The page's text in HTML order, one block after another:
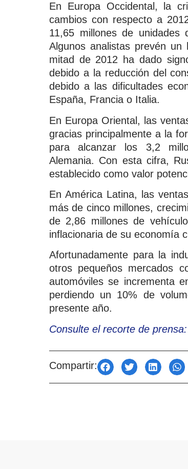
En Europa Occidental, la
cambios con respecto a
11,65 millones de unidades
Algunos analistas prevén
mitad de 2012 ha dado
debido a la reducción del
debido a las dificultades
España, Francia o Italia.
En Europa Oriental, las
gracias principalmente a la
para alcanzar los 3,2
Alemania. Con esta cifra,
establecido como valor
En América Latina, las
más de cinco millones,
de 2,86 millones de
inflacionaria de su economía
Afortunadamente para la
otros pequeños mercados
automóviles se incrementa
perdiendo un 10% de
presente año.
Consulte el recorte de
Compartir: